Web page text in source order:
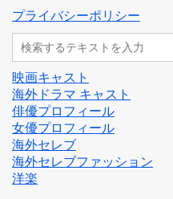
プライバシーポリシー
映画キャスト
海外ドラマ キャスト
俳優プロフィール
女優プロフィール
海外セレブ
海外セレブファッション
洋楽